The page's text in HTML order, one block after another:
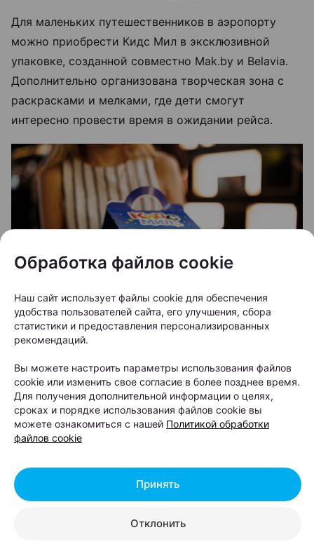
Для маленьких путешественников в аэропорту
можно приобрести Кидс Мил в эксклюзивной
упаковке, созданной совместно Mak.by и Belavia.
Дополнительно организована творческая зона с
раскрасками и мелками, где дети смогут
интересно провести время в ожидании рейса.
Все блюда и напитки готовят и собирают за
считаные минуты.
Виктория Данько, директор Mak.by:
аэропорту Минск стало особенным
этапом развития Mak.by. Каждый день
аэропорт объединяет тысячи людей,
Обработка файлов cookie
Наш сайт использует файлы cookie для обеспечения
удобства пользователей сайта, его улучшения, сбора
статистики и предоставления персонализированных
рекомендаций.
Вы можете настроить параметры использования файлов
cookie или изменить свое согласие в более позднее время.
Для получения дополнительной информации о целях,
сроках и порядке использования файлов cookie вы
можете ознакомиться с нашей Политикой обработки
файлов cookie
Отклонить
Принять